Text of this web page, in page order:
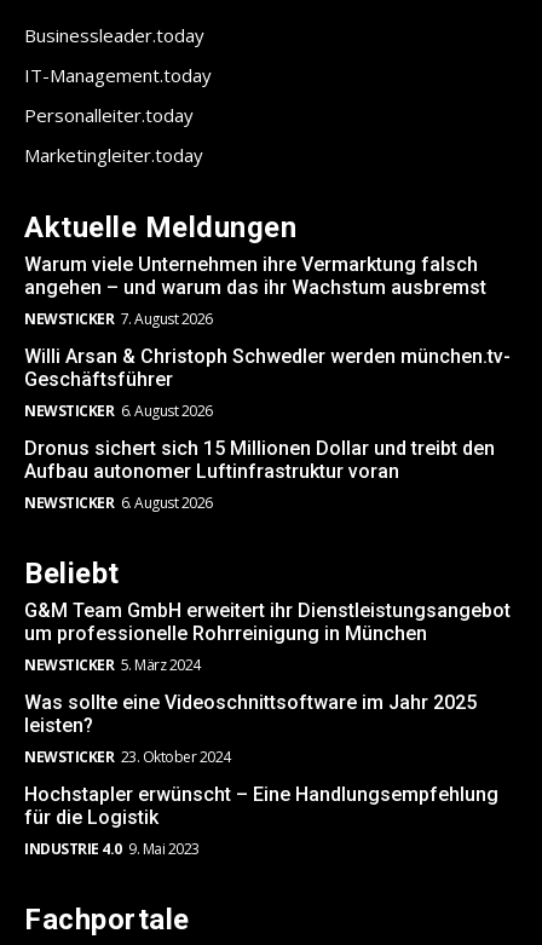
Businessleader.today
IT-Management.today
Personalleiter.today
Marketingleiter.today
Aktuelle Meldungen
Warum viele Unternehmen ihre Vermarktung falsch
angehen – und warum das ihr Wachstum ausbremst
NEWSTICKER 7. August 2026
Willi Arsan & Christoph Schwedler werden münchen.tv-
Geschäftsführer
NEWSTICKER 6. August 2026
Dronus sichert sich 15 Millionen Dollar und treibt den
Aufbau autonomer Luftinfrastruktur voran
NEWSTICKER 6. August 2026
Beliebt
G&M Team GmbH erweitert ihr Dienstleistungsangebot
um professionelle Rohrreinigung in München
NEWSTICKER 5. März 2024
Was sollte eine Videoschnittsoftware im Jahr 2025
leisten?
NEWSTICKER 23. Oktober 2024
Hochstapler erwünscht – Eine Handlungsempfehlung
für die Logistik
INDUSTRIE 4.0 9. Mai 2023
Fachportale